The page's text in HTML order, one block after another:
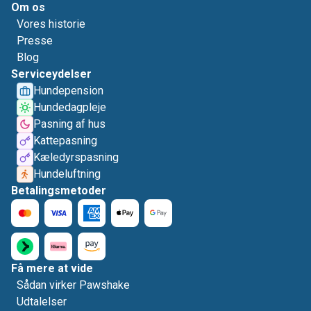
Om os
Vores historie
Presse
Blog
Serviceydelser
Hundepension
Hundedagpleje
Pasning af hus
Kattepasning
Kæledyrspasning
Hundeluftning
Betalingsmetoder
Få mere at vide
Sådan virker Pawshake
Udtalelser